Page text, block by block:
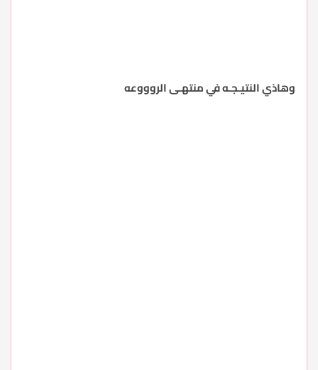
وهاذي النتيـجـه في منتهـى الروووعه